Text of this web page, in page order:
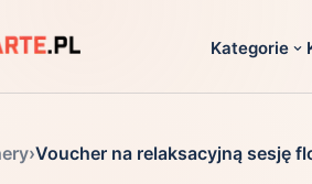
Kategorie
›Voucher na relaksacyjną sesję